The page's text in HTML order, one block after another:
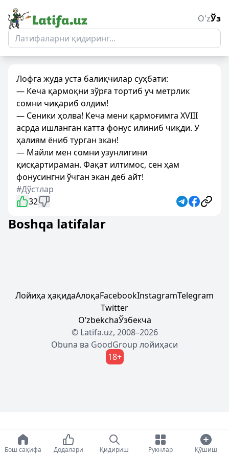
O'zЎз
Лофга жуда уста балиқчилар суҳбати:
— Кеча қармоқни зўрға тортиб уч метрлик
сомни чиқариб олдим!
— Сеники ҳолва! Кеча мени қармоғимга XVIII
асрда ишланган катта фонус илиниб чиқди. У
ҳалиям ёниб турган экан!
— Майли мен сомни узунлигини
қисқартираман. Фақат илтимос, сен ҳам
фонусингни ўчган экан деб айт!
#Дўстлар
32
Boshqa latifalar
Лойиҳа ҳақидаАлоқаFacebookInstagramTelegram
Twitter
OʼzbekchaЎзбекча
© Latifa.uz, 2008–2026
Obuna ва GoodGroup лойиҳаси
18+
Бош саҳифа Додалари Қидириш Рукнлар Қўшиш